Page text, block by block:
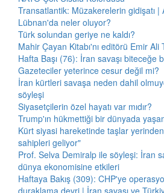
Transatlantik: Müzakerelerin gidişatı |
Lübnan'da neler oluyor?
Türk solundan geriye ne kaldı?
Mahir Çayan Kitabı'nı editörü Emir Ali
Hafta Başı (76): İran savaşı biteceğe
Gazeteciler yeterince cesur değil mi?
İran kürtleri savaşa neden dahil
söyleşi
Siyasetçilerin özel hayatı var mıdır?
Trump'ın hükmettiği bir dünyada
Kürt siyasi hareketinde taşlar
sahipleri geliyor"
Prof. Selva Demiralp ile söyleşi: İran
dünya ekonomisine etkileri
Haftaya Bakış (309): CHP'ye
duraklama devri | İran savaşı ve